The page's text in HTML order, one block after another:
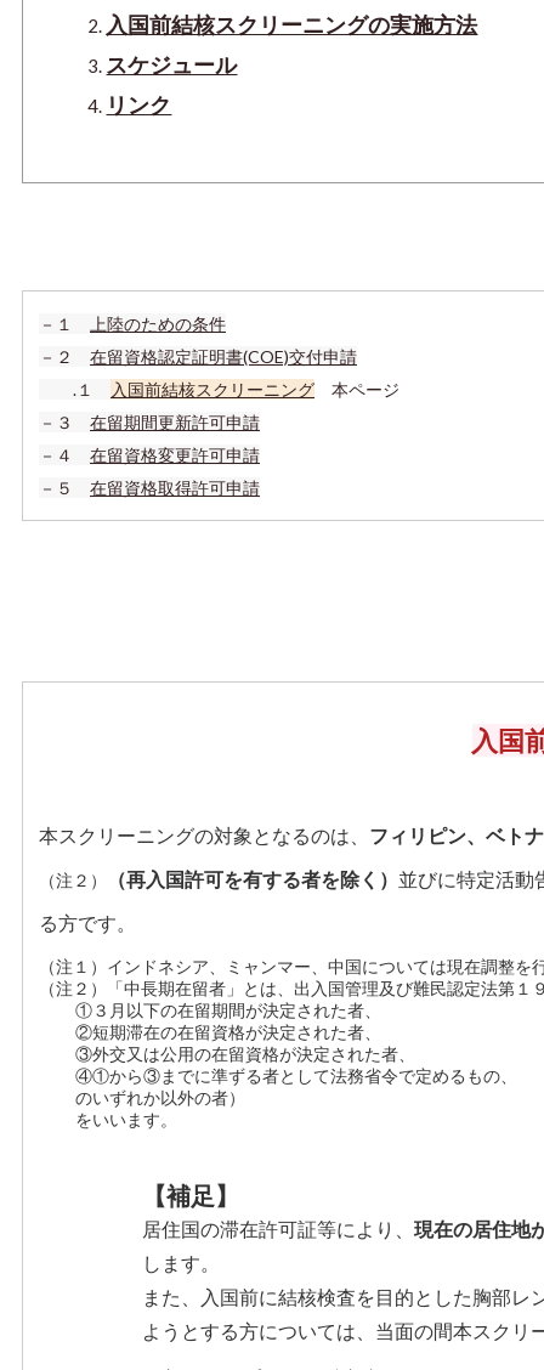
入国前結核スクリーニングの実施方法
スケジュール
リンク
－ １
上陸のための条件
－ ２ 在留資格認定証明書(COE)交付申請
.１ 入国前結核スクリーニング 本ページ
－ ３ 在留期間更新許可申請
－４ 在留資格変更許可申請
－５ 在留資格取得許可申請
入国
本スクリーニングの対象となるのは、 フィリピン、ベト
（注２） （再入国許可を有する者を除く） 並びに特定活動
る方です。
（注１）インドネシア、ミャンマー、中国については現在調整を
（注２）「中長期在留者」とは、出入国管理及び難民認定法第
①３月以下の在留期間が決定された者、
②短期滞在の在留資格が決定された者、
③外交又は公用の在留資格が決定された者、
④①から③までに準ずる者として法務省令で定めるもの、
のいずれか以外の者）
をいいます。
【補足】
居住国の滞在許可証等により、 現在の居住地
します。
また、入国前に結核検査を目的とした胸部
ようとする方については、当面の間本スクリ